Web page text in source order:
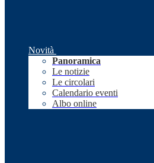
Novità
Panoramica
Le notizie
Le circolari
Calendario eventi
Albo online